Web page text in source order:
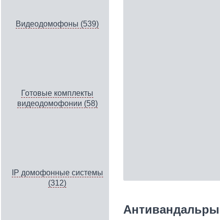
Видеодомофоны (539)
Готовые комплекты
видеодомофонии (58)
IP домофонные системы
(312)